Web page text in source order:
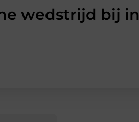
wedstrijd bij in